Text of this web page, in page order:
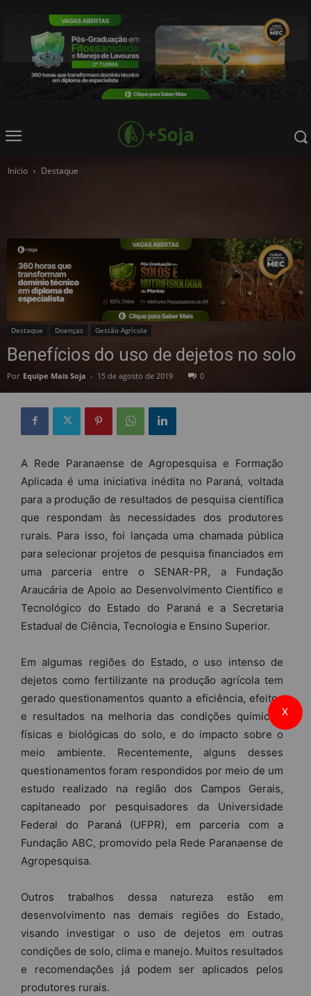
Início Destaque
Destaque Doenças Gestão Agrícola
Benefícios do uso de dejetos no solo
Por Equipe Mais Soja - 15 de agosto de 2019 0
A Rede Paranaense de Agropesquisa e Formação
Aplicada é uma iniciativa inédita no Paraná, voltada
para a produção de resultados de pesquisa científica
que respondam às necessidades dos produtores
rurais. Para isso, foi lançada uma chamada pública
para selecionar projetos de pesquisa financiados em
uma parceria entre o SENAR-PR, a Fundação
Araucária de Apoio ao Desenvolvimento Científico e
Tecnológico do Estado do Paraná e a Secretaria
Estadual de Ciência, Tecnologia e Ensino Superior.
Em algumas regiões do Estado, o uso intenso de
dejetos como fertilizante na produção agrícola tem
gerado questionamentos quanto a eficiência, efeitos
e resultados na melhoria das condições químicas,
físicas e biológicas do solo, e do impacto sobre o
meio ambiente. Recentemente, alguns desses
questionamentos foram respondidos por meio de um
estudo realizado na região dos Campos Gerais,
capitaneado por pesquisadores da Universidade
Federal do Paraná (UFPR), em parceria com a
Fundação ABC, promovido pela Rede Paranaense de
Agropesquisa.
Outros trabalhos dessa natureza estão em
desenvolvimento nas demais regiões do Estado,
visando investigar o uso de dejetos em outras
condições de solo, clima e manejo. Muitos resultados
e recomendações já podem ser aplicados pelos
produtores rurais.
X